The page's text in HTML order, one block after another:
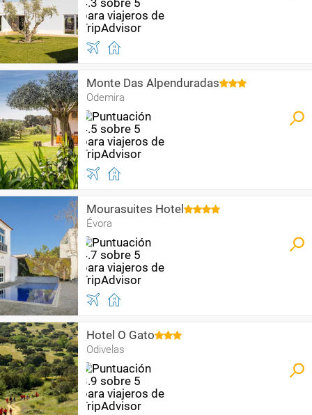
Monte Das Alpenduradas
Odemira
Mourasuites Hotel
Évora
Hotel O Gato
Odivelas